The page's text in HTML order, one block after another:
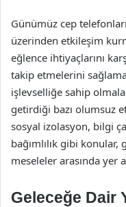
Günümüz cep
üzerinden etkileşim
eğlence ihtiyaçlarını
takip etmelerini
işlevselliğe sahip
getirdiği bazı olumsuz
sosyal izolasyon, bilgi
bağımlılık gibi konular,
meseleler arasında yer
Geleceğe Dair